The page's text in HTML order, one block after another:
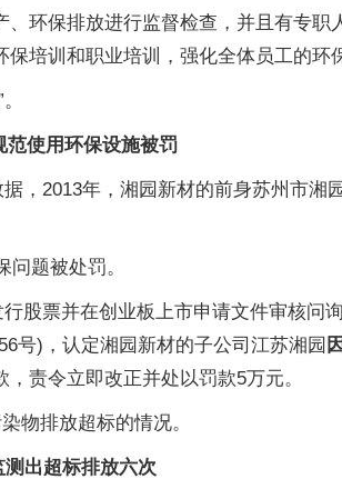
环保排放进行监督检查，并且有专
培训和职业培训，强化全体员工的环
范使用环保设施被罚
，2013年，湘园新材的前身苏州市湘
题被处罚。
股票并在创业板上市申请文件审核问
号)，认定湘园新材的子公司江苏湘园
责令立即改正并处以罚款5万元。
物排放超标的情况。
出超标排放六次